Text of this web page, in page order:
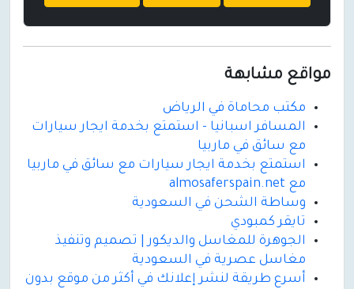
مواقع مشابهة
مكتب محاماة في الرياض
المسافر اسبانيا - استمتع بخدمة ايجار سيارات
مع سائق في ماربيا
استمتع بخدمة ايجار سيارات مع سائق في ماربيا
مع almosaferspain.net
وساطة الشحن في السعودية
تايقر كمبودي
الجوهرة للمغاسل والديكور | تصميم وتنفيذ
مغاسل عصرية في السعودية
أسرع طريقة لنشر إعلانك في أكثر من موقع بدون